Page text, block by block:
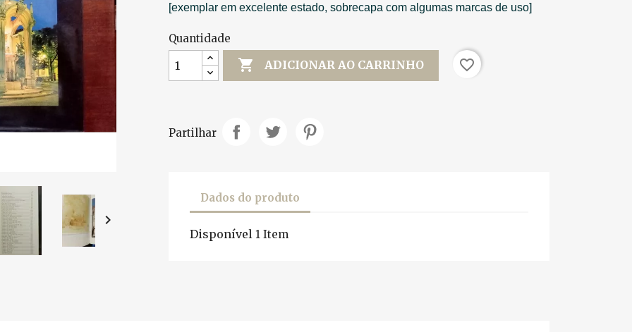

[exemplar em excelente estado, sobrecapa com algumas marcas de uso]
Quantidade
 ADICIONAR AO CARRINHO favorite_border
Partilhar
Dados do produto
Disponível 1 Item